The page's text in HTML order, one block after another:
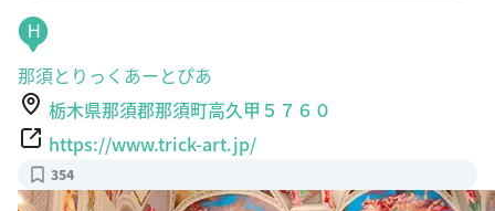
H
那須とりっくあーとぴあ
栃木県那須郡那須町高久甲５７６０
https://www.trick-art.jp/
354